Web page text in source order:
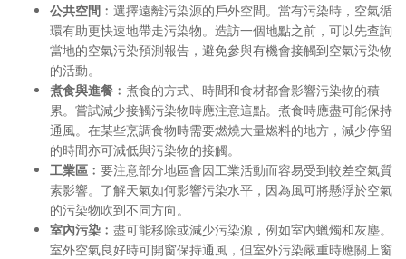
公共空間﹕ 選擇遠離污染源的戶外空間。當有污染時，空氣循
環有助更快速地帶走污染物。造訪一個地點之前，可以先查詢
當地的空氣污染預測報告，避免參與有機會接觸到空氣污染物
的活動。
煮食與進餐﹕ 煮食的方式、時間和食材都會影響污染物的積
累。嘗試減少接觸污染物時應注意這點。煮食時應盡可能保持
通風。在某些烹調食物時需要燃燒大量燃料的地方，減少停留
的時間亦可減低與污染物的接觸。
工業區﹕ 要注意部分地區會因工業活動而容易受到較差空氣質
素影響。了解天氣如何影響污染水平，因為風可將懸浮於空氣
的污染物吹到不同方向。
室內污染﹕ 盡可能移除或減少污染源，例如室內蠟燭和灰塵。
室外空氣良好時可開窗保持通風，但室外污染嚴重時應關上窗